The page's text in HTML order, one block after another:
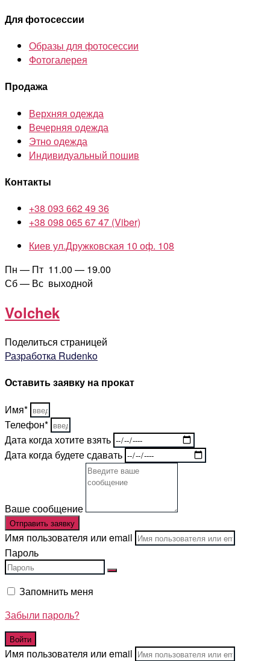
Для фотосессии
Образы для фотосессии
Фотогалерея
Продажа
Верхняя одежда
Вечерняя одежда
Этно одежда
Индивидуальный пошив
Контакты
+38 093 662 49 36
+38 098 065 67 47 (Viber)
Киев ул.Дружковская 10 оф. 108
Пн — Пт 11.00 — 19.00
Сб — Вс выходной
Volchek
Поделиться страницей
Разработка Rudenko
Оставить заявку на прокат
Имя*
Телефон*
Дата когда хотите взять
Дата когда будете сдавать
Ваше сообщение
Отправить заявку
Имя пользователя или email
Пароль
Запомнить меня
Забыли пароль?
Имя пользователя или email